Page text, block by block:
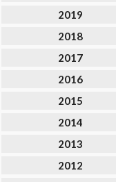
2019
2018
2017
2016
2015
2014
2013
2012